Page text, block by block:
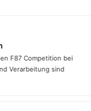
F87 Competition bei
und Verarbeitung sind